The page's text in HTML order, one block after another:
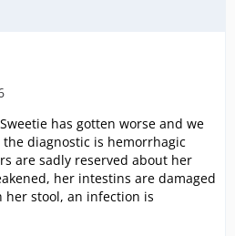
has gotten worse and we
diagnostic is hemorrhagic
are sadly reserved about her
her intestins are damaged
her stool, an infection is